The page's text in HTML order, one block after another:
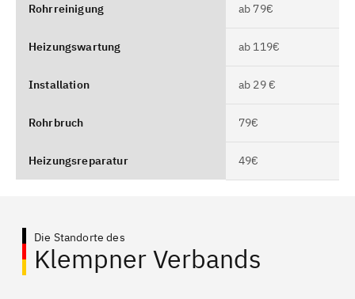
Rohrreinigung ab 79€
Heizungswartung ab 119€
Installation ab 29 €
Rohrbruch 79€
Heizungsreparatur 49€
Die Standorte des
Klempner Verbands